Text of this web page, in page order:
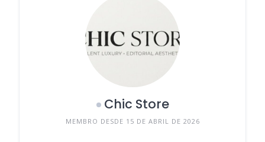
Chic Store
MEMBRO DESDE 15 DE ABRIL DE 2026